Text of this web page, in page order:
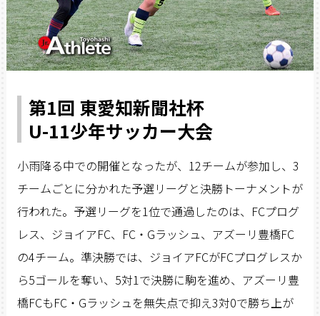
第1回 東愛知新聞社杯
U-11少年サッカー大会
小雨降る中での開催となったが、12チームが参加し、3
チームごとに分かれた予選リーグと決勝トーナメントが
行われた。予選リーグを1位で通過したのは、FCプログ
レス、ジョイアFC、FC・Gラッシュ、アズーリ豊橋FC
の4チーム。準決勝では、ジョイアFCがFCプログレスか
ら5ゴールを奪い、5対1で決勝に駒を進め、アズーリ豊
橋FCもFC・Gラッシュを無失点で抑え3対0で勝ち上が